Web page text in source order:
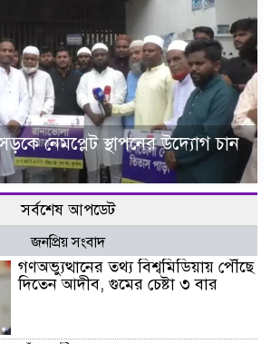
নেমপ্লেট স্থাপনের উদ্যোগ চান
সর্বশেষ আপডেট
জনপ্রিয় সংবাদ
গণঅভ্যুত্থানের তথ্য বিশ্বমিডিয়ায় পৌঁছে
দিতেন আদীব, গুমের চেষ্টা ৩ বার